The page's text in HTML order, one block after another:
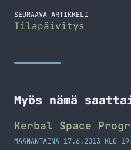
SEURAAVA ARTIKKELI
Tilapäivitys
Myös nämä
Kerbal Space
MAANANTAINA 17.6.2013 KLO